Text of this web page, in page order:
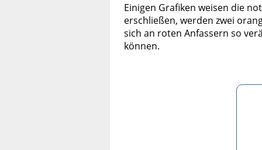
Einigen Grafiken weisen die
erschließen, werden zwei
sich an roten Anfassern so
können.